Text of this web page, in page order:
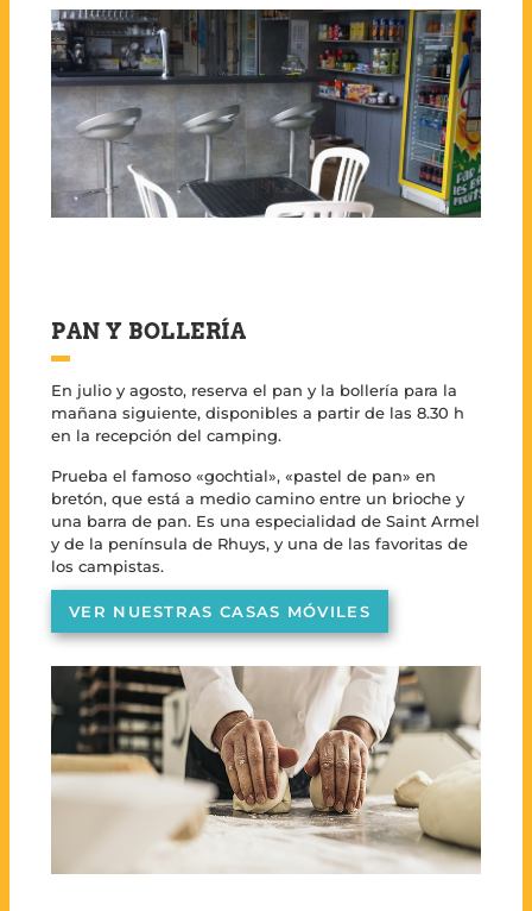
PAN Y BOLLERÍA
En julio y agosto, reserva el pan y la bollería para la
mañana siguiente, disponibles a partir de las 8.30 h
en la recepción del camping.
Prueba el famoso «gochtial», «pastel de pan» en
bretón, que está a medio camino entre un brioche y
una barra de pan. Es una especialidad de Saint Armel
y de la península de Rhuys, y una de las favoritas de
los campistas.
VER NUESTRAS CASAS MÓVILES